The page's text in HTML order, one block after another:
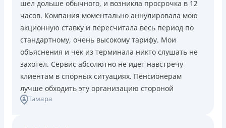
Погашение
В кассах и терминалах отделений
Оплата на расчетный счёт
Онлайн (через сайт или интернет-банкинг)
Через терминалы самообслуживания
Лицензия НБУ
Лицензия НБУ №10
Вся информация о кредите
Возраст
18 - 70 лет
Преимущества
Сниженная процентная ставка 0,01% в день для
новых клиентов на период от 3 до 30 дней (после
этого стандартная ставка 1%)
Запрашиваются только данные паспорта, ИНН, номер
банковской карты и телефона
шел дольше обычного, и возникла просрочка в 12
часов. Компания моментально аннулировала мою
акционную ставку и пересчитала весь период по
стандартному, очень высокому тарифу. Мои
объяснения и чек из терминала никто слушать не
захотел. Сервис абсолютно не идет навстречу
клиентам в спорных ситуациях. Пенсионерам
лучше обходить эту организацию стороной
Тамара